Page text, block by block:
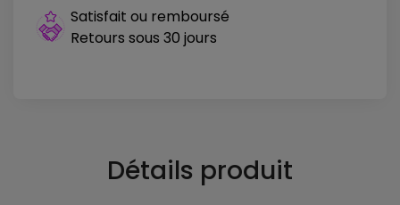
Satisfait ou remboursé
Retours sous 30 jours
Détails produit